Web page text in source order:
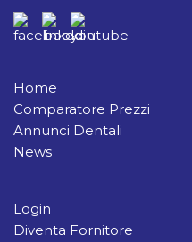
Home
Comparatore Prezzi
Annunci Dentali
News
Login
Diventa Fornitore